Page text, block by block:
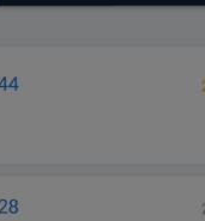
Speichern von
einem Endgerät.
Werbung und
und der
Verbesserung von
(Lieferanten)